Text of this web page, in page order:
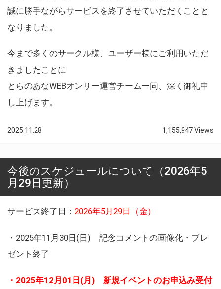
誠に勝手ながらサービスを終了させていただくことと
なりました。
今まで多くのサークル様、ユーザー様にご利用いただ
きましたことに
とらのあなWEBオンリー運営チーム一同、深く御礼申
し上げます。
2025.11.28 1,155,947 Views
今後のスケジュールについて（2026年5
月29日更新）
サービス終了日： 2026年5月29日（金）
・2025年11月30日(日) 記念コメントの画像化・プレ
ゼント終了
・2025年12月01日(月) 新規イベントのお申込み受付